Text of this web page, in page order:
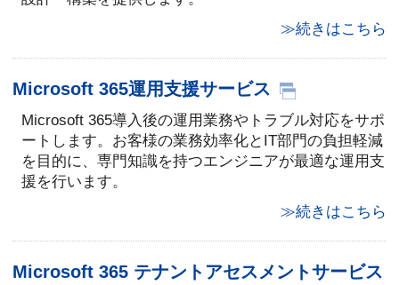
≫続きはこちら
Microsoft 365運用支援サービス
Microsoft 365導入後の運用業務やトラブル対応をサポ
ートします。お客様の業務効率化とIT部門の負担軽減
を目的に、専門知識を持つエンジニアが最適な運用支
援を行います。
≫続きはこちら
Microsoft 365 テナントアセスメントサービス